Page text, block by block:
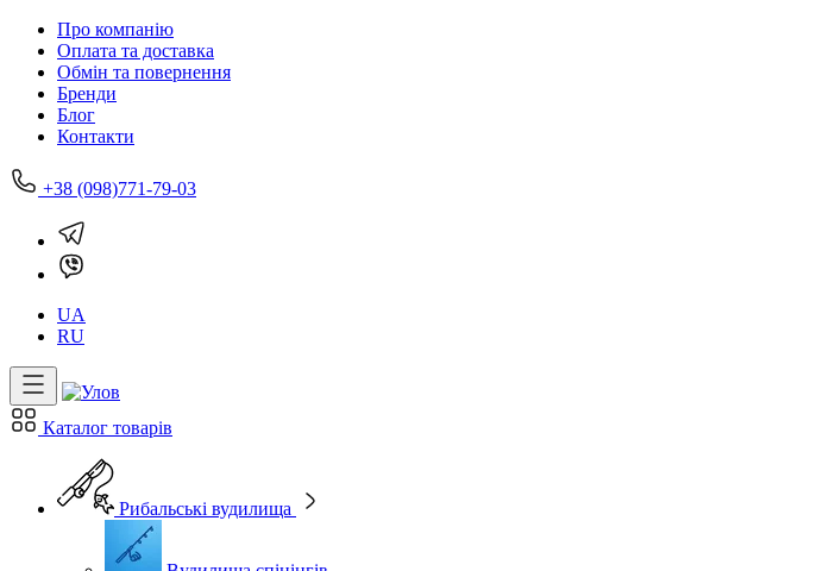
Про компанію
Оплата та доставка
Обмін та повернення
Бренди
Блог
Контакти
+38 (098)771-79-03
UA
RU
Каталог товарів
Рибальські вудилища